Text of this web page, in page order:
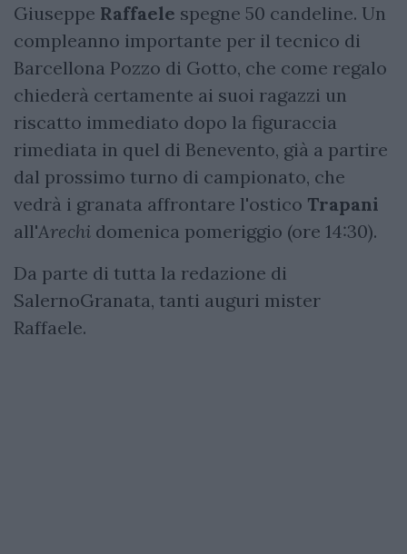
Giuseppe Raffaele spegne 50 candeline. Un
compleanno importante per il tecnico di
Barcellona Pozzo di Gotto, che come regalo
chiederà certamente ai suoi ragazzi un
riscatto immediato dopo la figuraccia
rimediata in quel di Benevento, già a partire
dal prossimo turno di campionato, che
vedrà i granata affrontare l'ostico Trapani
all'Arechi domenica pomeriggio (ore 14:30).
Da parte di tutta la redazione di
SalernoGranata, tanti auguri mister
Raffaele.